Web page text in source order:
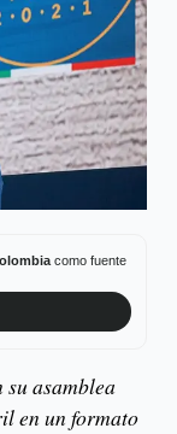
como fuente
asamblea
en un formato